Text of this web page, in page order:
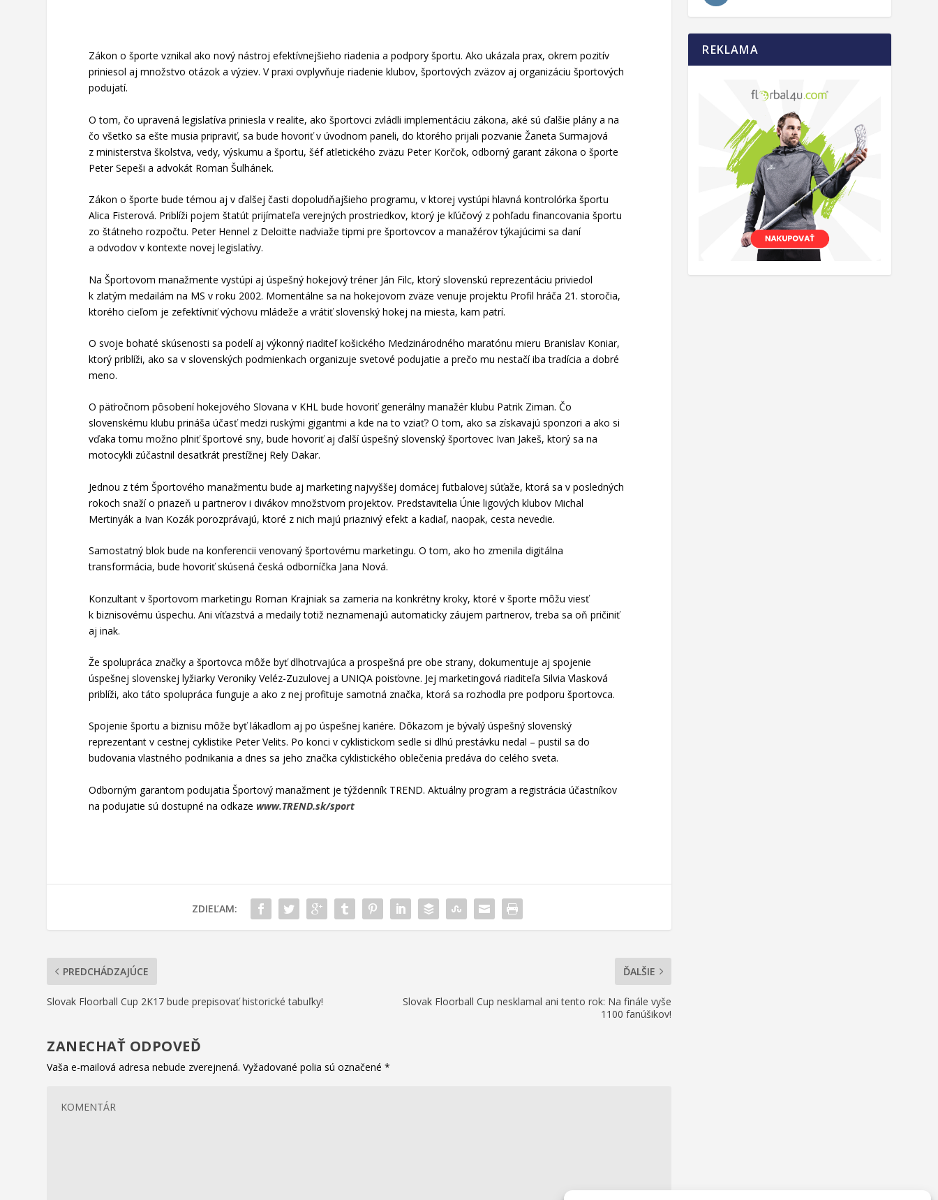
Zákon o športe vznikal ako nový nástroj efektívnejšieho riadenia a podpory športu. Ako ukázala prax, okrem pozitív
priniesol aj množstvo otázok a výziev. V praxi ovplyvňuje riadenie klubov, športových zväzov aj organizáciu športových
podujatí.
O tom, čo upravená legislatíva priniesla v realite, ako športovci zvládli implementáciu zákona, aké sú ďalšie plány a na
čo všetko sa ešte musia pripraviť, sa bude hovoriť v úvodnom paneli, do ktorého prijali pozvanie Žaneta Surmajová
z ministerstva školstva, vedy, výskumu a športu, šéf atletického zväzu Peter Korčok, odborný garant zákona o športe
Peter Sepeši a advokát Roman Šulhánek.
Zákon o športe bude témou aj v ďalšej časti dopoludňajšieho programu, v ktorej vystúpi hlavná kontrolórka športu
Alica Fisterová. Priblíži pojem štatút prijímateľa verejných prostriedkov, ktorý je kľúčový z pohľadu financovania športu
zo štátneho rozpočtu. Peter Hennel z Deloitte nadviaže tipmi pre športovcov a manažérov týkajúcimi sa daní
a odvodov v kontexte novej legislatívy.
Na Športovom manažmente vystúpi aj úspešný hokejový tréner Ján Filc, ktorý slovenskú reprezentáciu priviedol
k zlatým medailám na MS v roku 2002. Momentálne sa na hokejovom zväze venuje projektu Profil hráča 21. storočia,
ktorého cieľom je zefektívniť výchovu mládeže a vrátiť slovenský hokej na miesta, kam patrí.
O svoje bohaté skúsenosti sa podelí aj výkonný riaditeľ košického Medzinárodného maratónu mieru Branislav Koniar,
ktorý priblíži, ako sa v slovenských podmienkach organizuje svetové podujatie a prečo mu nestačí iba tradícia a dobré
meno.
O päťročnom pôsobení hokejového Slovana v KHL bude hovoriť generálny manažér klubu Patrik Ziman. Čo
slovenskému klubu prináša účasť medzi ruskými gigantmi a kde na to vziať? O tom, ako sa získavajú sponzori a ako si
vďaka tomu možno plniť športové sny, bude hovoriť aj ďalší úspešný slovenský športovec Ivan Jakeš, ktorý sa na
motocykli zúčastnil desaťkrát prestížnej Rely Dakar.
Jednou z tém Športového manažmentu bude aj marketing najvyššej domácej futbalovej súťaže, ktorá sa v posledných
rokoch snaží o priazeň u partnerov i divákov množstvom projektov. Predstavitelia Únie ligových klubov Michal
Mertinyák a Ivan Kozák porozprávajú, ktoré z nich majú priaznivý efekt a kadiaľ, naopak, cesta nevedie.
Samostatný blok bude na konferencii venovaný športovému marketingu. O tom, ako ho zmenila digitálna
transformácia, bude hovoriť skúsená česká odborníčka Jana Nová.
Konzultant v športovom marketingu Roman Krajniak sa zameria na konkrétny kroky, ktoré v športe môžu viesť
k biznisovému úspechu. Ani víťazstvá a medaily totiž neznamenajú automaticky záujem partnerov, treba sa oň pričiniť
aj inak.
Že spolupráca značky a športovca môže byť dlhotrvajúca a prospešná pre obe strany, dokumentuje aj spojenie
úspešnej slovenskej lyžiarky Veroniky Veléz-Zuzulovej a UNIQA poisťovne. Jej marketingová riaditeľa Silvia Vlasková
priblíži, ako táto spolupráca funguje a ako z nej profituje samotná značka, ktorá sa rozhodla pre podporu športovca.
Spojenie športu a biznisu môže byť lákadlom aj po úspešnej kariére. Dôkazom je bývalý úspešný slovenský
reprezentant v cestnej cyklistike Peter Velits. Po konci v cyklistickom sedle si dlhú prestávku nedal – pustil sa do
budovania vlastného podnikania a dnes sa jeho značka cyklistického oblečenia predáva do celého sveta.
Odborným garantom podujatia Športový manažment je týždenník TREND. Aktuálny program a registrácia účastníkov
na podujatie sú dostupné na odkaze www.TREND.sk/sport
ZDIEĽAM:
PREDCHÁDZAJÚCE
Slovak Floorball Cup 2K17 bude prepisovať historické tabuľky!
ĎALŠIE
Slovak Floorball Cup nesklamal ani tento rok: Na finále vyše
1100 fanúšikov!
ZANECHAŤ ODPOVEĎ
Vaša e-mailová adresa nebude zverejnená. Vyžadované polia sú označené*
REKLAMA